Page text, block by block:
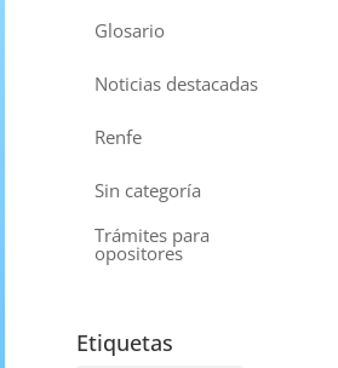
Glosario
Noticias destacadas
Renfe
Sin categoría
Trámites para
opositores
Etiquetas